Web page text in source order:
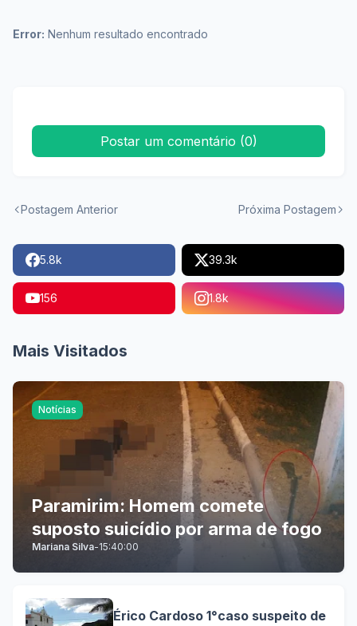
Error: Nenhum resultado encontrado
Postar um comentário (0)
Postagem Anterior Próxima Postagem
5.8k 39.3k
156 1.8k
Mais Visitados
Notícias
Paramirim: Homem comete
suposto suicídio por arma de fogo
Mariana Silva-15:40:00
Érico Cardoso 1°caso suspeito de